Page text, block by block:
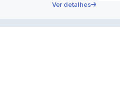
Ver detalhes